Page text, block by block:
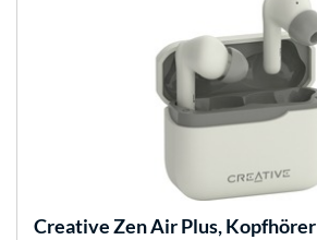
CreativeZen Air Plus, Kopfhörer